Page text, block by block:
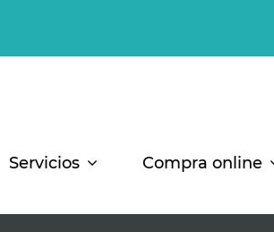
Servicios Compra online